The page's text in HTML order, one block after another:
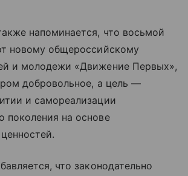
напоминается, что восьмой
новому общероссийскому
и молодежи «Движение Первых»,
добровольное, а цель —
и самореализации
поколения на основе
что законодательно